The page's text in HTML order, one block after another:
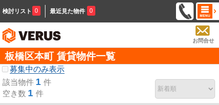
検討リスト 0 最近見た物件 0
お問合せ
板橋区本町 賃貸物件一覧
募集中のみ表示
該当物件 1 件
空き数 1 件